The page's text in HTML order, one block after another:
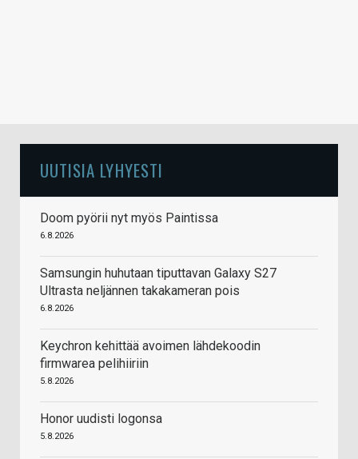
UUTISIA LYHYESTI
Doom pyörii nyt myös Paintissa
6.8.2026
Samsungin huhutaan tiputtavan Galaxy S27
Ultrasta neljännen takakameran pois
6.8.2026
Keychron kehittää avoimen lähdekoodin
firmwarea pelihiiriin
5.8.2026
Honor uudisti logonsa
5.8.2026